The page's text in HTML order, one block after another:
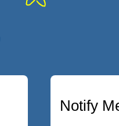
Notify